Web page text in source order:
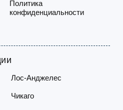
Лос-Анджелес
Чикаго
Политика
конфиденциальности